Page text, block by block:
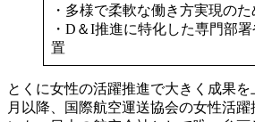
・多様で柔軟な働き方実現の
・D＆I推進に特化した専門部
置
とくに女性の活躍推進で大きく成果を
月以降、国際航空運送協会の女性活